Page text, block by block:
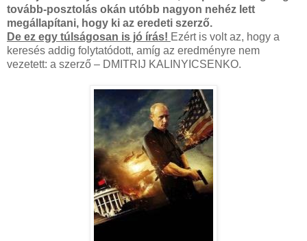
tovább-posztolás okán utóbb nagyon nehéz lett
megállapítani, hogy ki az eredeti szerző.
De ez egy túlságosan is jó írás! Ezért is volt az, hogy a
keresés addig folytatódott, amíg az eredményre nem
vezetett: a szerző – DMITRIJ KALINYICSENKO.